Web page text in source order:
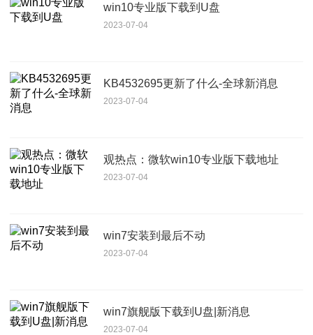
win10专业版下载到U盘
2023-07-04
KB4532695更新了什么-全球新消息
2023-07-04
观热点：微软win10专业版下载地址
2023-07-04
win7安装到最后不动
2023-07-04
win7旗舰版下载到U盘|新消息
2023-07-04